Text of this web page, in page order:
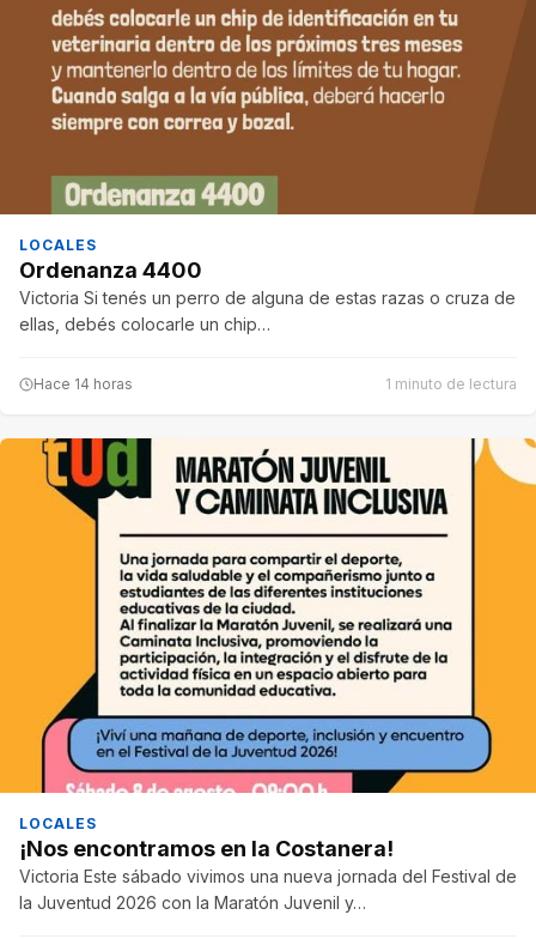
LOCALES
Ordenanza 4400
Victoria Si tenés un perro de alguna de estas razas o cruza de
ellas, debés colocarle un chip…
Hace 14 horas 1 minuto de lectura
LOCALES
¡Nos encontramos en la Costanera!
Victoria Este sábado vivimos una nueva jornada del Festival de
la Juventud 2026 con la Maratón Juvenil y…